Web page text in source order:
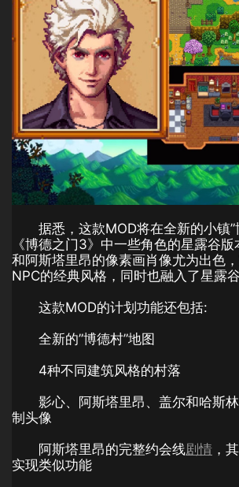
据悉，这款MOD将在全新的小镇”
《博德之门3》中一些角色的星露谷
和阿斯塔里昂的像素画肖像尤为出色
NPC的经典风格，同时也融入了星露
这款MOD的计划功能还包括:
全新的”博德村”地图
4种不同建筑风格的村落
影心、阿斯塔里昂、盖尔和哈斯
制头像
阿斯塔里昂的完整约会线剧情 ，
实现类似功能